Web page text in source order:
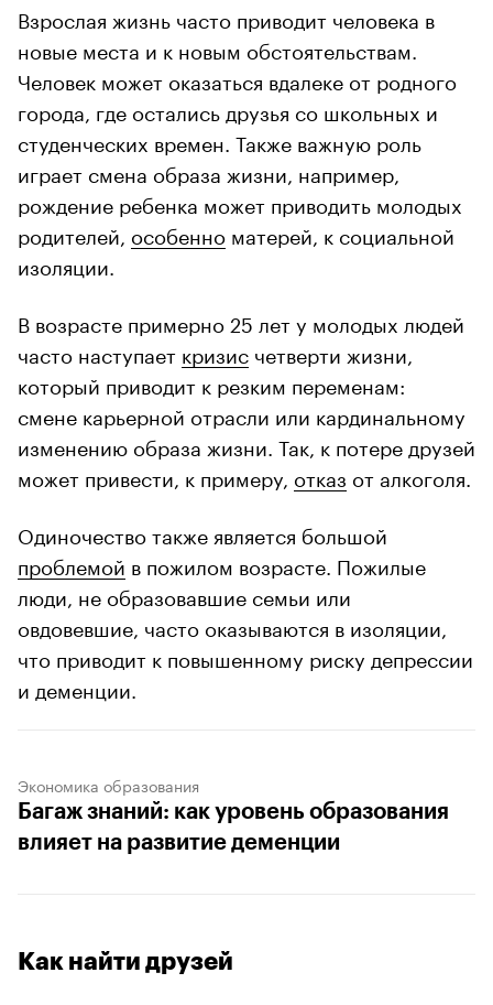
Взрослая жизнь часто приводит человека в
новые места и к новым обстоятельствам.
Человек может оказаться вдалеке от родного
города, где остались друзья со школьных и
студенческих времен. Также важную роль
играет смена образа жизни, например,
рождение ребенка может приводить молодых
родителей, особенно матерей, к социальной
изоляции.
В возрасте примерно 25 лет у молодых людей
часто наступает кризис четверти жизни,
который приводит к резким переменам:
смене карьерной отрасли или кардинальному
изменению образа жизни. Так, к потере друзей
может привести, к примеру, отказ от алкоголя.
Одиночество также является большой
проблемой в пожилом возрасте. Пожилые
люди, не образовавшие семьи или
овдовевшие, часто оказываются в изоляции,
что приводит к повышенному риску депрессии
и деменции.
Экономика образования
Багаж знаний: как уровень образования
влияет на развитие деменции
Как найти друзей